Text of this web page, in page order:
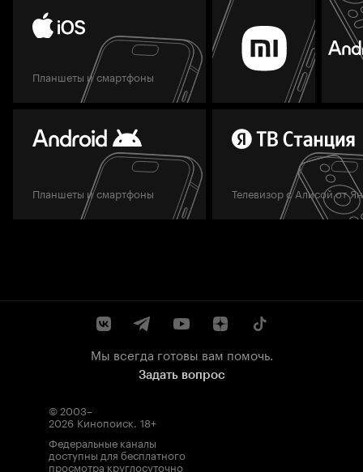
Планшеты и смартфоны
Планшеты и смартфоны Телевизор с Алисой от
Мы всегда готовы вам помочь.
Задать вопрос
© 2003–
2026 Кинопоиск. 18+
Федеральные каналы
доступны для бесплатного
просмотра круглосуточно